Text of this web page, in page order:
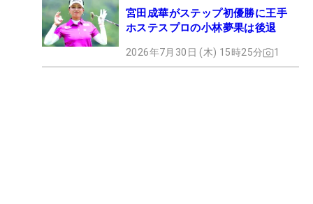
宮田成華がステップ初優勝に王手
ホステスプロの小林夢果は後退
2026年7月30日 (木) 15時25分 1